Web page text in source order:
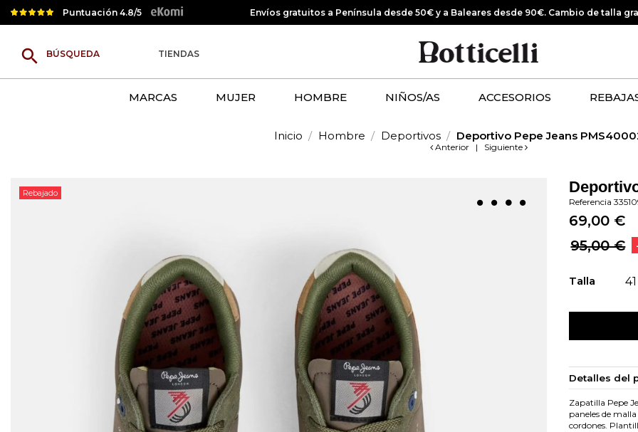
Puntuación 4.8/5 Envíos gratuitos a Península desde 50€ y a Baleares desde 90€. Cambio de talla
search TIENDAS
MARCAS MUJER HOMBRE NIÑOS/AS ACCESORIOS
Inicio Hombre Deportivos Deportivo Pepe Jeans
Anterior | Siguiente
Rebajado
Referencia
69,00 €
95,00 €
Talla 41
Detalles del
Zapatilla Pepe
paneles de
cordones.